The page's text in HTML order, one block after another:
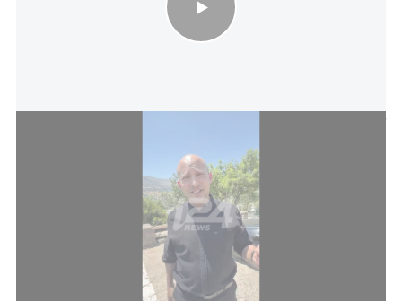
גם ראש האופוזיציה,יאיר לפיד, הצטרף למתקפה
והגדיר את המגעים והוויתורים המסתמנים ככשל ערכי
עמוק, תוך שהוא קורא לראשי המפלגות שלא להתפתות
לדילים זמניים עם המפלגות החרדיות.